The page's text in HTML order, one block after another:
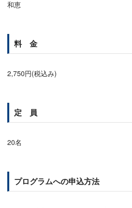
和恵
料 金
2,750円(税込み)
定 員
20名
プログラムへの申込方法